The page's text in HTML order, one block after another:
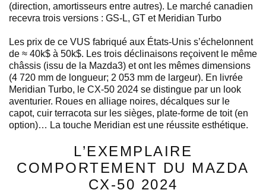
(direction, amortisseurs entre autres). Le marché canadien
recevra trois versions : GS-L, GT et Meridian Turbo
Les prix de ce VUS fabriqué aux États-Unis s’échelonnent
de ≈ 40k$ à 50k$. Les trois déclinaisons reçoivent le même
châssis (issu de la Mazda3) et ont les mêmes dimensions
(4 720 mm de longueur; 2 053 mm de largeur). En livrée
Meridian Turbo, le CX-50 2024 se distingue par un look
aventurier. Roues en alliage noires, décalques sur le
capot, cuir terracota sur les sièges, plate-forme de toit (en
option)… La touche Meridian est une réussite esthétique.
L’EXEMPLAIRE
COMPORTEMENT DU MAZDA
CX-50 2024